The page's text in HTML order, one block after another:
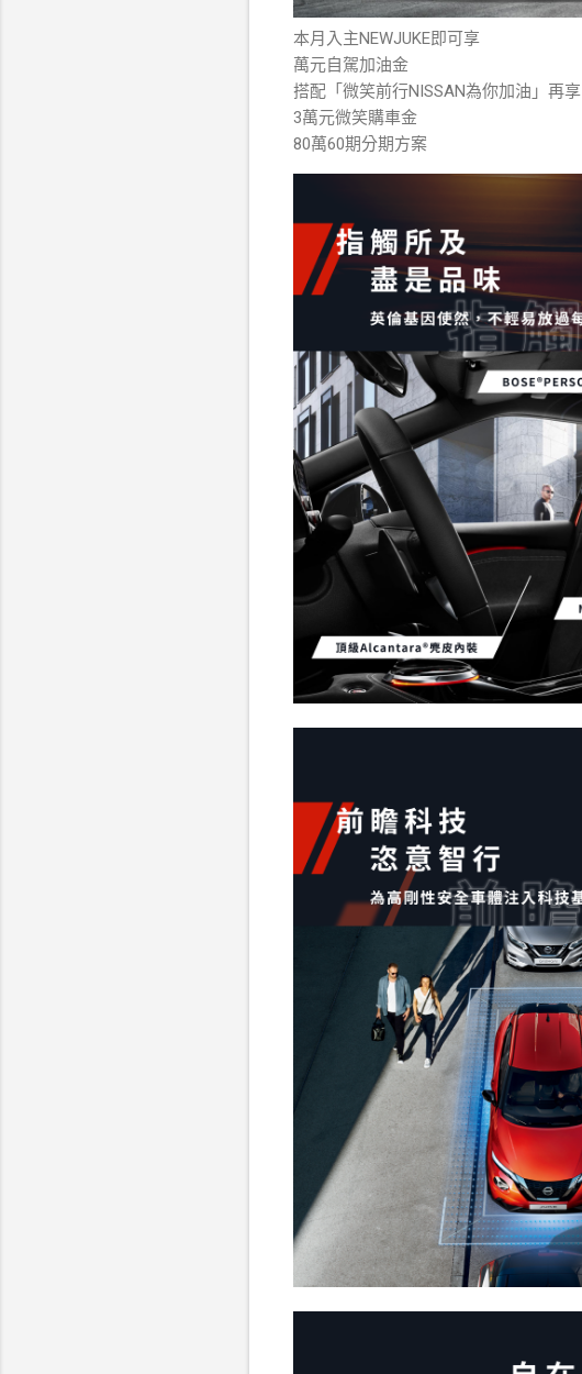
本月入主NEWJUKE即可享
萬元自駕加油金
搭配「微笑前行NISSAN為你加油」再享
3萬元微笑購車金
80萬60期分期方案